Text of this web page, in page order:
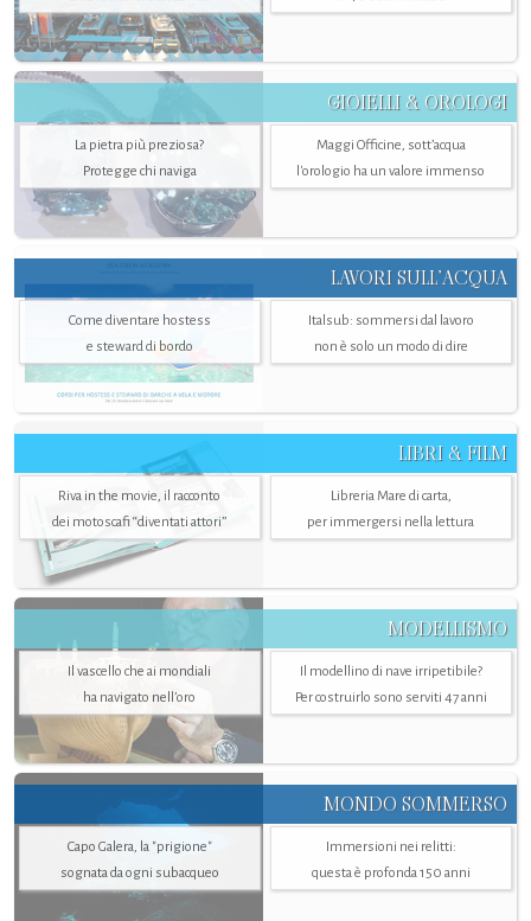
GIOIELLI & OROLOGI
La pietra più preziosa?
Protegge chi naviga
Maggi Officine, sott’acqua
l'orologio ha un valore immenso
LAVORI SULL’ACQUA
Come diventare hostess
e steward di bordo
Italsub: sommersi dal lavoro
non è solo un modo di dire
LIBRI & FILM
Riva in the movie, il racconto
dei motoscafi “diventati attori”
Libreria Mare di carta,
per immergersi nella lettura
MODELLISMO
Il vascello che ai mondiali
ha navigato nell’oro
Il modellino di nave irripetibile?
Per costruirlo sono serviti 47 anni
MONDO SOMMERSO
Capo Galera, la "prigione"
sognata da ogni subacqueo
Immersioni nei relitti:
questa è profonda 150 anni